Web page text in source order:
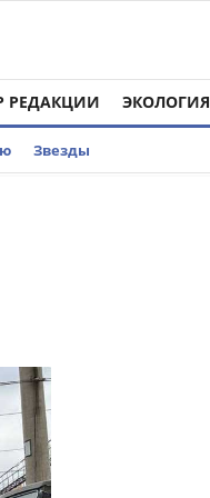
РЕДАКЦИИ ЭКОЛОГИЯ
Звезды